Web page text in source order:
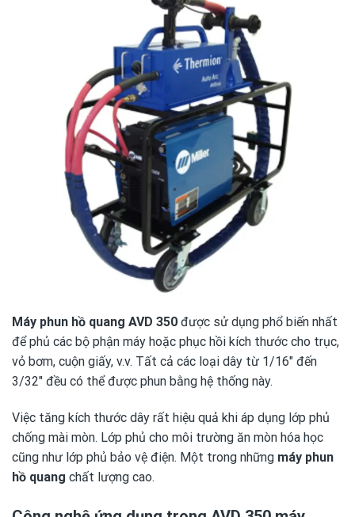
Máy phun hồ quang AVD 350 được sử dụng phổ biến nhất
để phủ các bộ phận máy hoặc phục hồi kích thước cho trục,
vỏ bơm, cuộn giấy, v.v. Tất cả các loại dây từ 1/16″ đến
3/32″ đều có thể được phun bằng hệ thống này.
Việc tăng kích thước dây rất hiệu quả khi áp dụng lớp phủ
chống mài mòn. Lớp phủ cho môi trường ăn mòn hóa học
cũng như lớp phủ bảo vệ điện. Một trong những máy phun
hồ quang chất lượng cao.